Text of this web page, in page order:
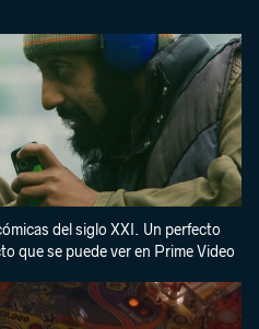
del siglo XXI. Un perfecto
que se puede ver en Prime Video